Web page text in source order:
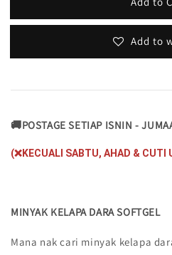
Add to
🚚POSTAGE SETIAP ISNIN -
(❌KECUALI SABTU, AHAD & CUTI
MINYAK KELAPA DARA SOFTGEL
Mana nak cari minyak kelapa